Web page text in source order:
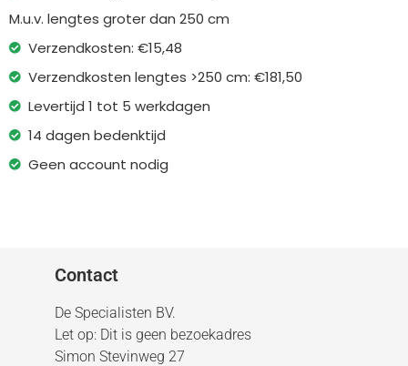
M.u.v. lengtes groter dan 250 cm
Verzendkosten: €15,48
Verzendkosten lengtes >250 cm: €181,50
Levertijd 1 tot 5 werkdagen
14 dagen bedenktijd
Geen account nodig
Contact
De Specialisten BV.
Let op: Dit is geen bezoekadres
Simon Stevinweg 27